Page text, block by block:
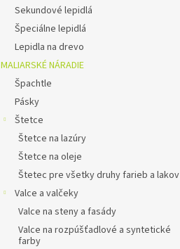
Sekundové lepidlá
Špeciálne lepidlá
Lepidla na drevo
MALIARSKÉ NÁRADIE
Špachtle
Pásky
Štetce
Štetce na lazúry
Štetce na oleje
Štetec pre všetky druhy farieb a lakov
Valce a valčeky
Valce na steny a fasády
Valce na rozpúšťadlové a syntetické
farby